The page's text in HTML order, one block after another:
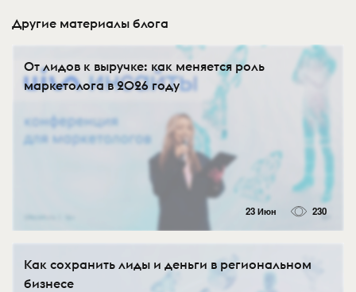
Другие материалы блога
От лидов к выручке: как меняется роль
маркетолога в 2026 году
23 Июн 230
Как сохранить лиды и деньги в региональном
бизнесе